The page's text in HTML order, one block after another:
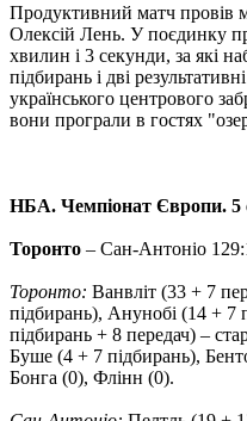
Продуктивний матч провів
Олексій Лень. У поєдинку
хвилин і 3 секунди, за які
підбирань і дві
українського центрового
вони програли в гостях
НБА. Чемпіонат Європи. 5
Торонто – Сан-Антоніо
Торонто: Ванвліт (33 + 7
підбирань), Анунобі (14 + 7
підбирань + 8 передач) –
Буше (4 + 7 підбирань),
Бонга (0), Флінн (0).